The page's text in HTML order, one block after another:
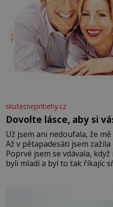
skutecnepribehy.cz
Dovolte lásce, aby si
Už jsem ani nedoufala, že
Až v pětapadesáti jsem
Poprvé jsem se vdávala,
byli mladí a byl to tak říkajíc